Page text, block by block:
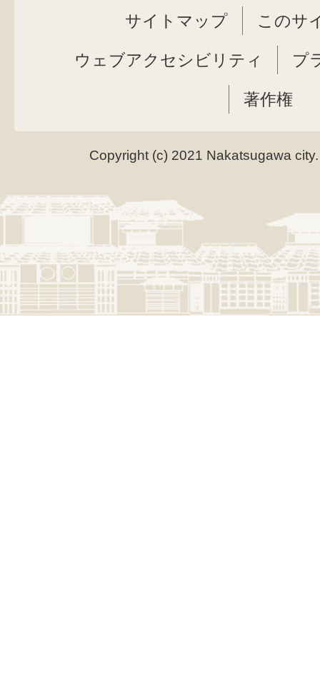
サイトマップ このサ
ウェブアクセシビリティ プ
著作権
Copyright (c) 2021 Nakatsugawa